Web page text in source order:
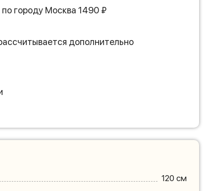
городу Москва 1490 ₽
дополнительно
120 см